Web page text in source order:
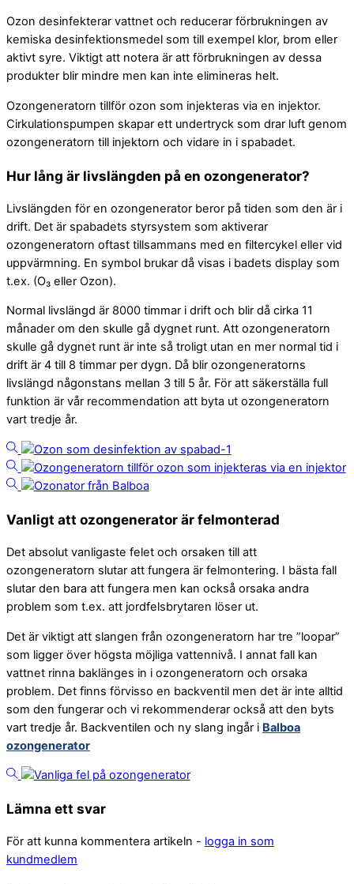
Ozon desinfekterar vattnet och reducerar förbrukningen av
kemiska desinfektionsmedel som till exempel klor, brom eller
aktivt syre. Viktigt att notera är att förbrukningen av dessa
produkter blir mindre men kan inte elimineras helt.
Ozongeneratorn tillför ozon som injekteras via en injektor.
Cirkulationspumpen skapar ett undertryck som drar luft genom
ozongeneratorn till injektorn och vidare in i spabadet.
Hur lång är livslängden på en ozongenerator?
Livslängden för en ozongenerator beror på tiden som den är i
drift. Det är spabadets styrsystem som aktiverar
ozongeneratorn oftast tillsammans med en filtercykel eller vid
uppvärmning. En symbol brukar då visas i badets display som
t.ex. (O₃ eller Ozon).
Normal livslängd är 8000 timmar i drift och blir då cirka 11
månader om den skulle gå dygnet runt. Att ozongeneratorn
skulle gå dygnet runt är inte så troligt utan en mer normal tid i
drift är 4 till 8 timmar per dygn. Då blir ozongeneratorns
livslängd någonstans mellan 3 till 5 år. För att säkerställa full
funktion är vår recommendation att byta ut ozongeneratorn
vart tredje år.
Vanligt att ozongenerator är felmonterad
Det absolut vanligaste felet och orsaken till att
ozongeneratorn slutar att fungera är felmontering. I bästa fall
slutar den bara att fungera men kan också orsaka andra
problem som t.ex. att jordfelsbrytaren löser ut.
Det är viktigt att slangen från ozongeneratorn har tre ”loopar”
som ligger över högsta möjliga vattennivå. I annat fall kan
vattnet rinna baklänges in i ozongeneratorn och orsaka
problem. Det finns förvisso en backventil men det är inte alltid
som den fungerar och vi rekommenderar också att den byts
vart tredje år. Backventilen och ny slang ingår i Balboa
ozongenerator
Lämna ett svar
För att kunna kommentera artikeln - logga in som
kundmedlem